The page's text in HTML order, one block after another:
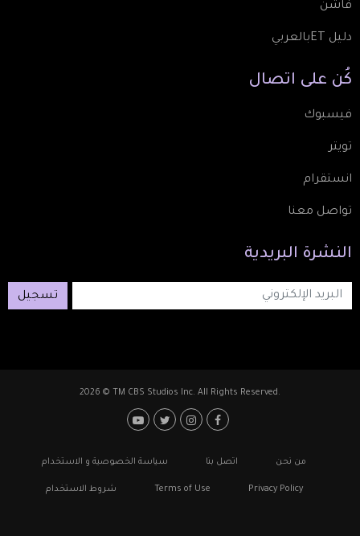
فاشن
دليل ETبالعربي
كُن على اتصال
فيسبوك
تويتر
انستقرام
تواصل معنا
النشرة البريدية
تسجيل
2026 © TM CBS Studios Inc. All Rights Reserved.
Footer: Social Media
Footerمن نحن اتصل بنا سياسة الخصوصية و الاستخدام
Privacy Policy
Terms of Use شروط الاستخدام